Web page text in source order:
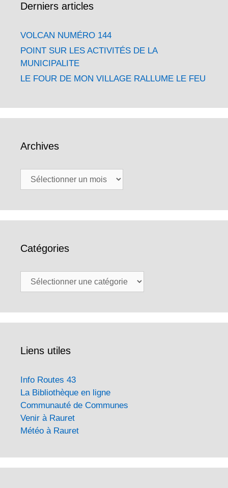
Derniers articles
VOLCAN NUMÉRO 144
POINT SUR LES ACTIVITÉS DE LA
MUNICIPALITE
LE FOUR DE MON VILLAGE RALLUME LE FEU
Archives
Archives
Catégories
Catégories
Liens utiles
Info Routes 43
La Bibliothèque en ligne
Communauté de Communes
Venir à Rauret
Météo à Rauret